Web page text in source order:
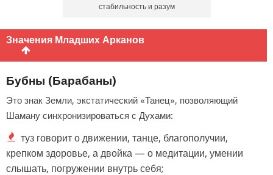
стабильность и разум
Значения Младших Арканов
Бубны (Барабаны)
Это знак Земли, экстатический «Танец», позволяющий
Шаману синхронизироваться с Духами:
туз говорит о движении, танце, благополучии,
крепком здоровье, а двойка — о медитации, умении
слышать, погружении внутрь себя;